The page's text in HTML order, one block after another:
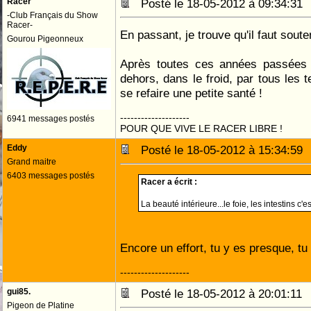
-Club Français du Show
Racer-
Gourou Pigeonneux
6941 messages postés
Posté le 18-05-2012 à
En passant, je trouve qu'il faut
Après toutes ces années
dehors, dans le froid, par tous les
se refaire une petite santé !
--------------------
POUR QUE VIVE LE RACER LIBRE !
Eddy
Grand maitre
6403 messages postés
Posté le 18-05-2012 à
Racer a écrit :
La beauté intérieure...le foie, les intestins
Encore un effort, tu y es presque,
--------------------
gui85.
Pigeon de Platine
Posté le 18-05-2012 à